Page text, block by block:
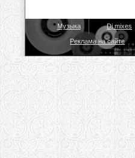
Музыка Dj mixes
Реклама на сайте